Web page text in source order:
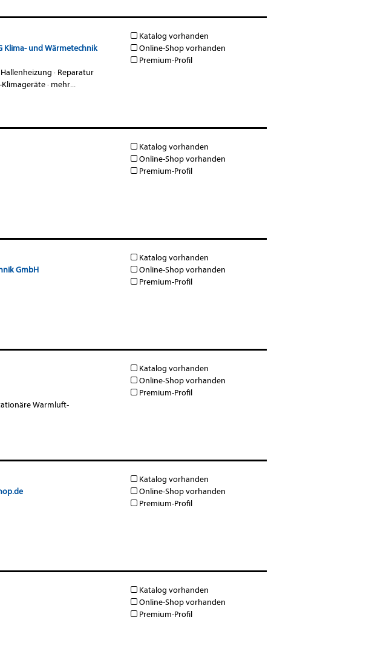
Klima- und Wärmetechnik
Hallenheizung · Reparatur
Klimageräte· mehr...
Katalog vorhanden
Online-Shop vorhanden
Premium-Profil
Katalog vorhanden
Online-Shop vorhanden
Premium-Profil
GmbH
Katalog vorhanden
Online-Shop vorhanden
Premium-Profil
Warmluft-
Katalog vorhanden
Online-Shop vorhanden
Premium-Profil
Katalog vorhanden
Online-Shop vorhanden
Premium-Profil
Katalog vorhanden
Online-Shop vorhanden
Premium-Profil